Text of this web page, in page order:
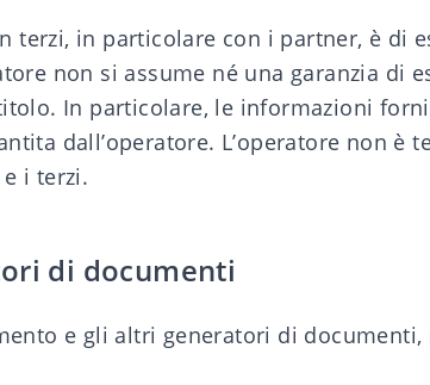
terzi, in particolare con i partner, è di
non si assume né una garanzia di
In particolare, le informazioni
dall’operatore. L’operatore non è
i terzi.
di documenti
e gli altri generatori di